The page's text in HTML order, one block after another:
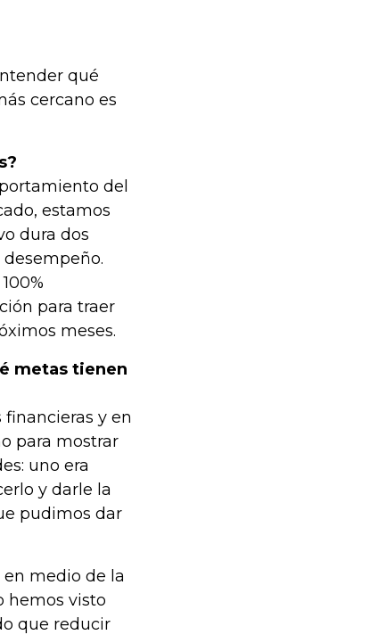
qué
cercano es
del
estamos
dura dos
para traer
meses.
metas tienen
y en
para mostrar
uno era
y darle la
pudimos dar
medio de la
hemos visto
que reducir